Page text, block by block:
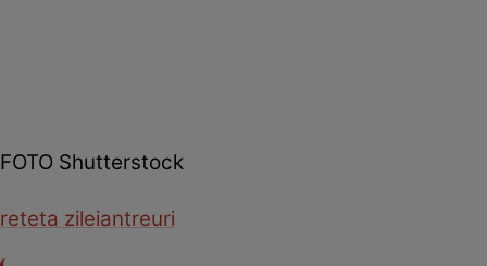
FOTO Shutterstock
reteta zileiantreuri